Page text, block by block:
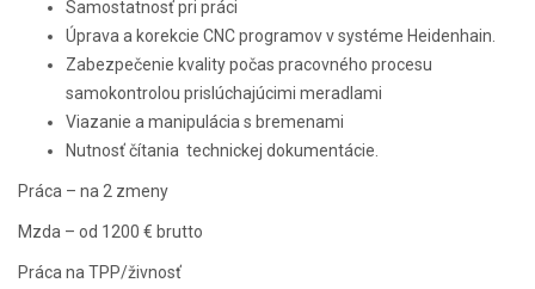
Samostatnosť pri práci
Úprava a korekcie CNC programov v systéme Heidenhain.
Zabezpečenie kvality počas pracovného procesu
samokontrolou prislúchajúcimi meradlami
Viazanie a manipulácia s bremenami
Nutnosť čítania technickej dokumentácie.
Práca – na 2 zmeny
Mzda – od 1200 € brutto
Práca na TPP/živnosť